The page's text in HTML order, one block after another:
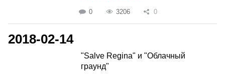
0 3206 0
2018-02-14
"Salve Regina" и "Облачный
граунд"